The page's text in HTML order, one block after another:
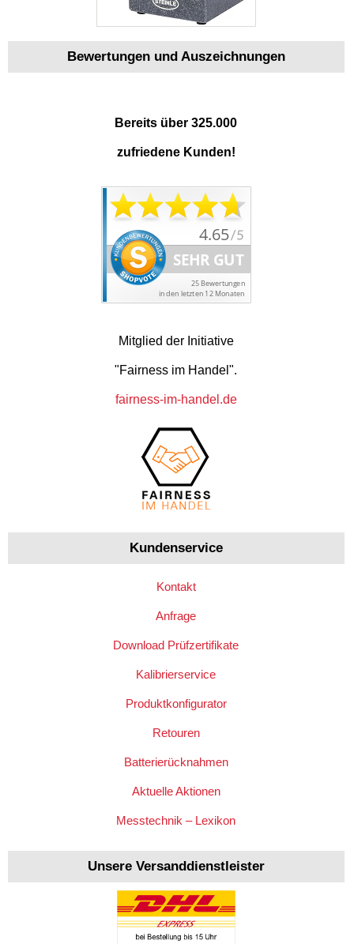
Bewertungen und Auszeichnungen
Bereits über 325.000
zufriedene Kunden!
Mitglied der Initiative
"Fairness im Handel".
fairness-im-handel.de
Kundenservice
Kontakt
Anfrage
Download Prüfzertifikate
Kalibrierservice
Produktkonfigurator
Retouren
Batterierücknahmen
Aktuelle Aktionen
Messtechnik – Lexikon
Unsere Versanddienstleister